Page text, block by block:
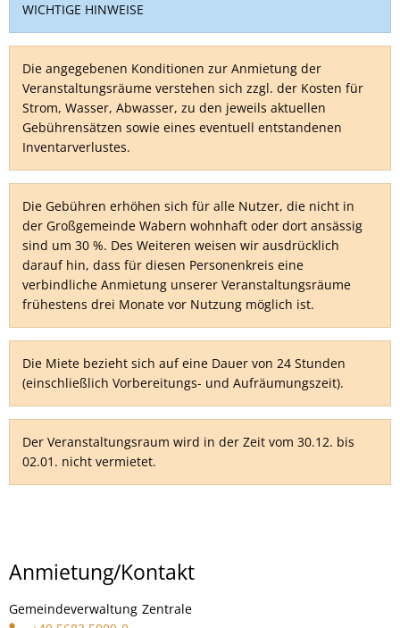
WICHTIGE HINWEISE
Die angegebenen Konditionen zur Anmietung der
Veranstaltungsräume verstehen sich zzgl. der Kosten für
Strom, Wasser, Abwasser, zu den jeweils aktuellen
Gebührensätzen sowie eines eventuell entstandenen
Inventarverlustes.
Die Gebühren erhöhen sich für alle Nutzer, die nicht in
der Großgemeinde Wabern wohnhaft oder dort ansässig
sind um 30 %. Des Weiteren weisen wir ausdrücklich
darauf hin, dass für diesen Personenkreis eine
verbindliche Anmietung unserer Veranstaltungsräume
frühestens drei Monate vor Nutzung möglich ist.
Die Miete bezieht sich auf eine Dauer von 24 Stunden
(einschließlich Vorbereitungs- und Aufräumungszeit).
Der Veranstaltungsraum wird in der Zeit vom 30.12. bis
02.01. nicht vermietet.
Anmietung/Kontakt
Gemeindeverwaltung Zentrale